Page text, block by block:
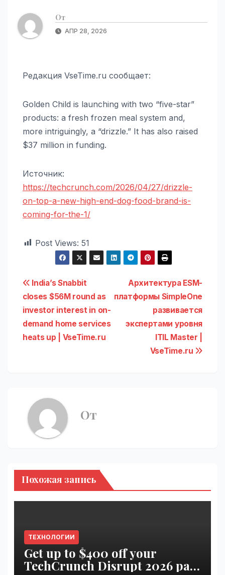
От
АПР 28, 2026
Редакция VseTime.ru сообщает:
Golden Child is launching with two “five-star”
products: a fresh frozen meal system and,
more intriguingly, a “drizzle.” It has also raised
$37 million in funding.
Источник:
https://techcrunch.com/2026/04/27/drizzle-
on-top-a-new-high-end-dog-food-brand-is-
coming-for-the-1/
Post Views: 51
Навигация
по
записям
Архитектура ESM-
платформы SimpleOne
развивается
экспертами уровня
ITIL Master |
VseTime.ru
India’s Snabbit
closes $56M round as
investor interest in on-
demand home services
heats up | VseTime.ru
От
Похожая запись
ТЕХНОЛОГИИ
Get up to $400 off your
TechCrunch Disrupt 2026 pass